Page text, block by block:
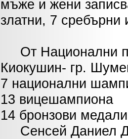
мъже и жени
златни, 7 сребърни
От Национални
Киокушин- гр.
7 национални
13 вицешампиона
14 бронзови
Сенсей Даниел